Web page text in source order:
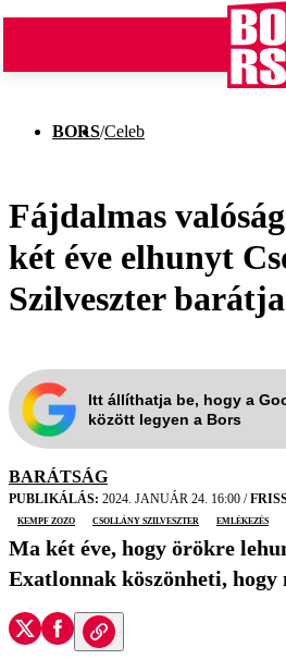
BORS/Celeb
Fájdalmas
két éve elhunyt
Szilveszter barátja
Itt állíthatja be, hogy a
között legyen a Bors
BARÁTSÁG
PUBLIKÁLÁS: 2024. JANUÁR 24. 16:00 /
kempf zozo
csollány szilveszter emlékezés
Ma két éve, hogy örökre
Exatlonnak köszönheti,